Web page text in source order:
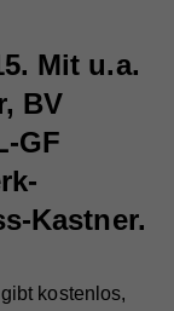
Mit u.a.
BV
GF
Kastner.
kostenlos,